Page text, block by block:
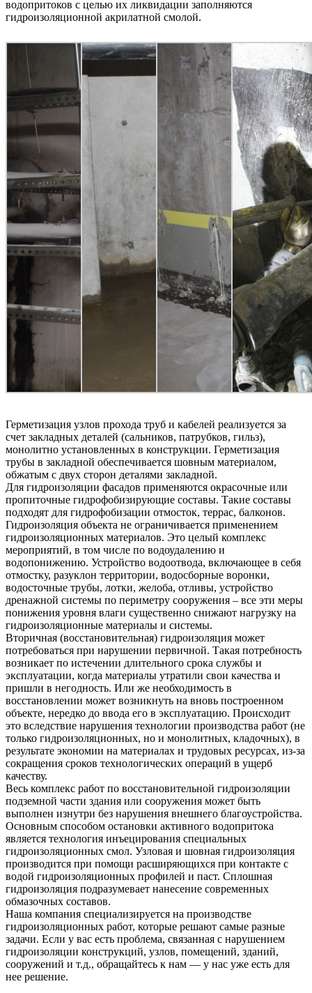
водопритоков с целью их ликвидации заполняются
гидроизоляционной акрилатной смолой.
Герметизация узлов прохода труб и кабелей реализуется за
счет закладных деталей (сальников, патрубков, гильз),
монолитно установленных в конструкции. Герметизация
трубы в закладной обеспечивается шовным материалом,
обжатым с двух сторон деталями закладной.
Для гидроизоляции фасадов применяются окрасочные или
пропиточные гидрофобизирующие составы. Такие составы
подходят для гидрофобизации отмосток, террас, балконов.
Гидроизоляция объекта не ограничивается применением
гидроизоляционных материалов. Это целый комплекс
мероприятий, в том числе по водоудалению и
водопонижению. Устройство водоотвода, включающее в себя
отмостку, разуклон территории, водосборные воронки,
водосточные трубы, лотки, желоба, отливы, устройство
дренажной системы по периметру сооружения – все эти меры
понижения уровня влаги существенно снижают нагрузку на
гидроизоляционные материалы и системы.
Вторичная (восстановительная) гидроизоляция может
потребоваться при нарушении первичной. Такая потребность
возникает по истечении длительного срока службы и
эксплуатации, когда материалы утратили свои качества и
пришли в негодность. Или же необходимость в
восстановлении может возникнуть на вновь построенном
объекте, нередко до ввода его в эксплуатацию. Происходит
это вследствие нарушения технологии производства работ (не
только гидроизоляционных, но и монолитных, кладочных), в
результате экономии на материалах и трудовых ресурсах, из-за
сокращения сроков технологических операций в ущерб
качеству.
Весь комплекс работ по восстановительной гидроизоляции
подземной части здания или сооружения может быть
выполнен изнутри без нарушения внешнего благоустройства.
Основным способом остановки активного водопритока
является технология инъецирования специальных
гидроизоляционных смол. Узловая и шовная гидроизоляция
производится при помощи расширяющихся при контакте с
водой гидроизоляционных профилей и паст. Сплошная
гидроизоляция подразумевает нанесение современных
обмазочных составов.
Наша компания специализируется на производстве
гидроизоляционных работ, которые решают самые разные
задачи. Если у вас есть проблема, связанная с нарушением
гидроизоляции конструкций, узлов, помещений, зданий,
сооружений и т.д., обращайтесь к нам — у нас уже есть для
нее решение.